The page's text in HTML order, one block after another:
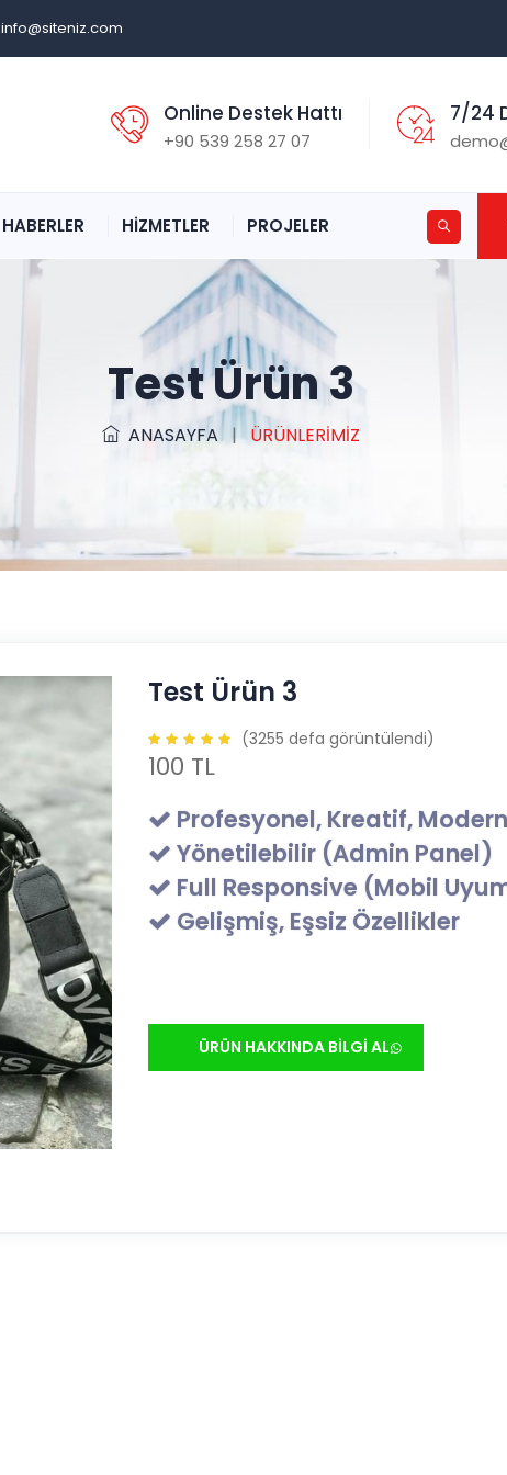
info@siteniz.com
Online Destek Hattı
+90 539 258 27 07
7/24
HABERLER HİZMETLER PROJELER
Test Ürün 3
ANASAYFA| ÜRÜNLERİMİZ
Test Ürün 3
(3255 defa görüntülendi)
100 TL
Profesyonel, Kreatif,
Yönetilebilir (Admin Panel)
Full Responsive (Mobil
Gelişmiş, Eşsiz Özellikler
ÜRÜN HAKKINDA BİLGİ AL